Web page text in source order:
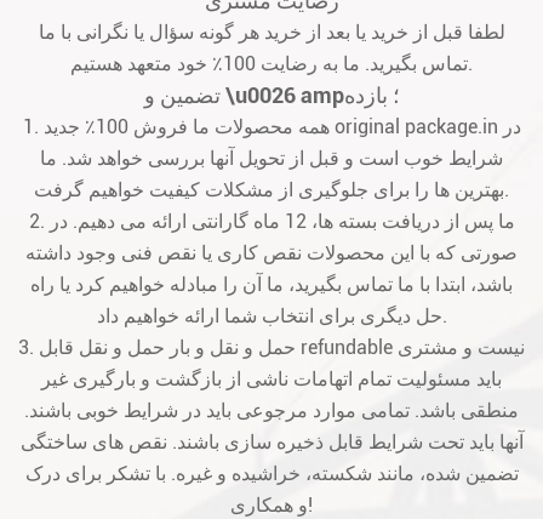
لطفا قبل از خرید یا بعد از خرید هر گونه سؤال یا نگرانی با ما
تماس بگیرید. ما به رضایت 100٪ خود متعهد هستیم.
تضمین و \u0026 amp؛ بازده
1. همه محصولات ما فروش 100٪ جدید original package.in در
شرایط خوب است و قبل از تحویل آنها بررسی خواهد شد. ما
بهترین ها را برای جلوگیری از مشکلات کیفیت خواهیم گرفت.
2. ما پس از دریافت بسته ها، 12 ماه گارانتی ارائه می دهیم. در
صورتی که با این محصولات نقص کاری یا نقص فنی وجود داشته
باشد، ابتدا با ما تماس بگیرید، ما آن را مبادله خواهیم کرد یا راه
حل دیگری برای انتخاب شما ارائه خواهیم داد.
3. حمل و نقل و بار حمل و نقل قابل refundable نیست و مشتری
باید مسئولیت تمام اتهامات ناشی از بازگشت و بارگیری غیر
منطقی باشد. تمامی موارد مرجوعی باید در شرایط خوبی باشند.
آنها باید تحت شرایط قابل ذخیره سازی باشند. نقص های ساختگی
تضمین شده، مانند شکسته، خراشیده و غیره. با تشکر برای درک
و همکاری!